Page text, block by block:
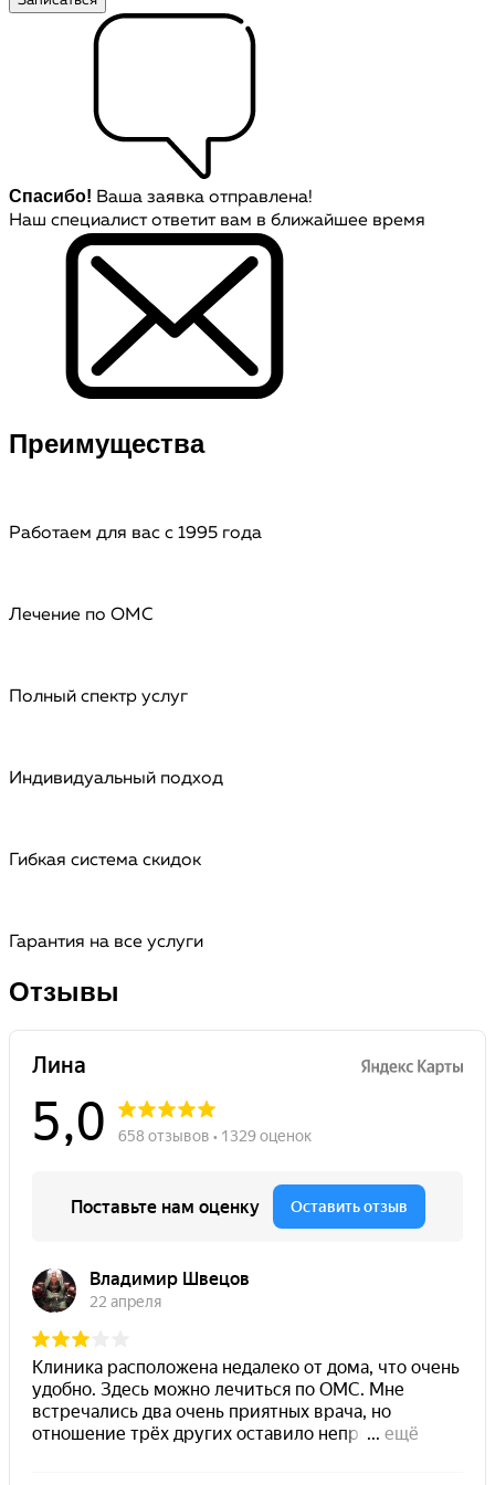
Спасибо! Ваша заявка отправлена!
Наш специалист ответит вам в ближайшее время
Преимущества
Работаем для вас с 1995 года
Лечение по ОМС
Полный спектр услуг
Индивидуальный подход
Гибкая система скидок
Гарантия на все услуги
Отзывы